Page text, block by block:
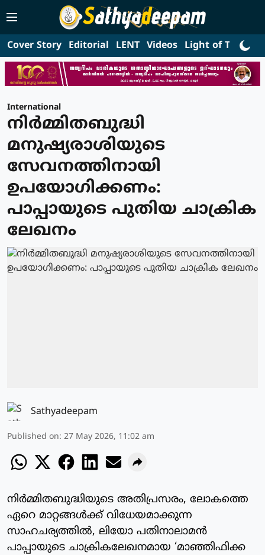
Cover Story Editorial LENT Videos Light of Truth
International
നിര്‍മ്മിതബുദ്ധി
മനുഷ്യരാശിയുടെ
സേവനത്തിനായി
ഉപയോഗിക്കണം:
പാപ്പായുടെ പുതിയ ചാക്രിക
ലേഖനം
Sathyadeepam
Published on: 27 May 2026, 11:02 am
നിര്‍മ്മിതബുദ്ധിയുടെ അതിപ്രസരം, ലോകത്തെ
ഏറെ മാറ്റങ്ങള്‍ക്ക് വിധേയമാക്കുന്ന
സാഹചര്യത്തില്‍, ലിയോ പതിനാലാമന്‍
പാപ്പായുടെ ചാക്രികലേഖനമായ ‘മാഞ്ഞിഫിക്ക